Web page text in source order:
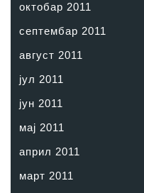
октобар 2011
септембар 2011
август 2011
јул 2011
јун 2011
мај 2011
април 2011
март 2011